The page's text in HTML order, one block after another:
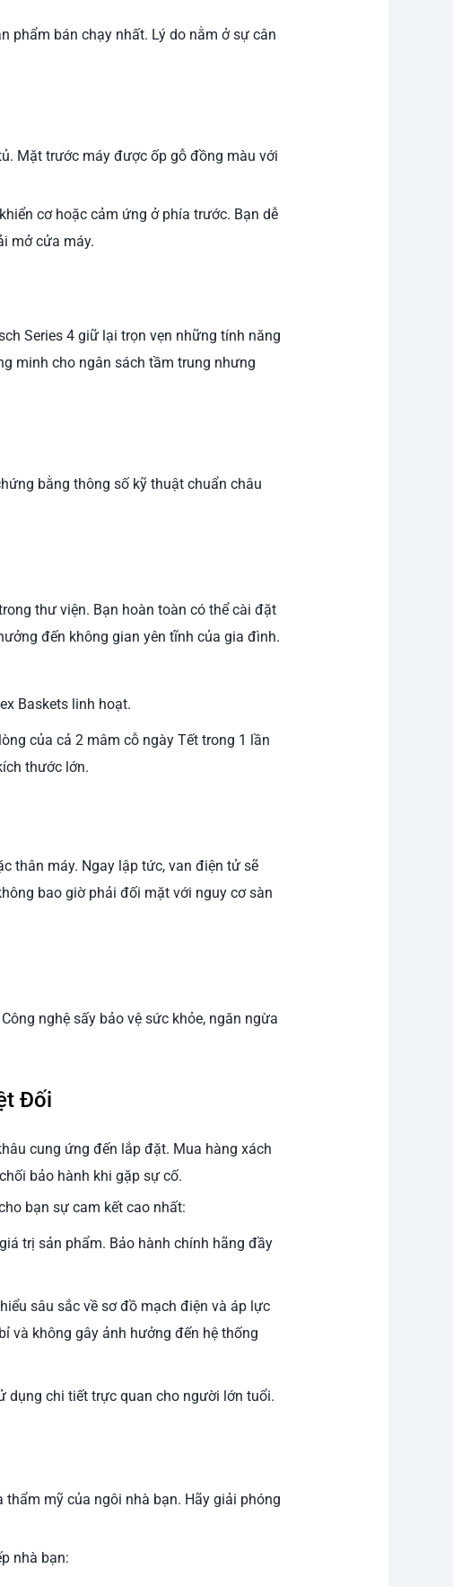
phẩm bán chạy nhất. Lý do nằm ở sự cân
Mặt trước máy được ốp gỗ đồng màu với
cơ hoặc cảm ứng ở phía trước. Bạn dễ
mở cửa máy.
Series 4 giữ lại trọn vẹn những tính năng
minh cho ngân sách tầm trung nhưng
bằng thông số kỹ thuật chuẩn châu
thư viện. Bạn hoàn toàn có thể cài đặt
đến không gian yên tĩnh của gia đình.
Baskets linh hoạt.
của cả 2 mâm cỗ ngày Tết trong 1 lần
thước lớn.
thân máy. Ngay lập tức, van điện tử sẽ
bao giờ phải đối mặt với nguy cơ sàn
nghệ sấy bảo vệ sức khỏe, ngăn ngừa
Đối
cung ứng đến lắp đặt. Mua hàng xách
bảo hành khi gặp sự cố.
bạn sự cam kết cao nhất:
trị sản phẩm. Bảo hành chính hãng đầy
sâu sắc về sơ đồ mạch điện và áp lực
và không gây ảnh hưởng đến hệ thống
dụng chi tiết trực quan cho người lớn tuổi.
mỹ của ngôi nhà bạn. Hãy giải phóng
nhà bạn: